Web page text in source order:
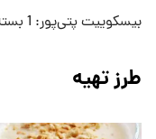
بیسکوییت پتی‌پور: 1 بسته
طرز تهیه